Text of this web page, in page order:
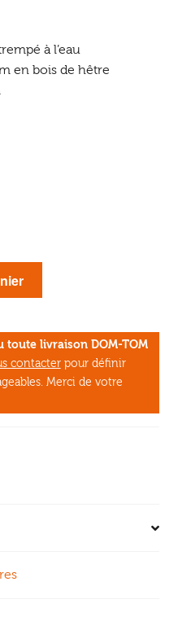
à l’eau
en bois de hêtre
livraison DOM-TOM
contacterpour définir
Merci de votre